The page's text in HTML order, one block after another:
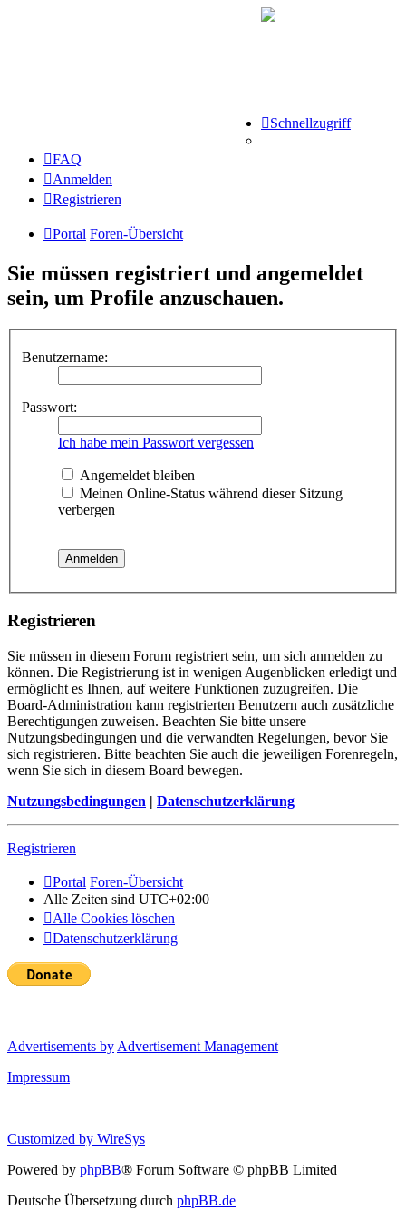
Schnellzugriff
FAQ
Anmelden
Registrieren
Portal Foren-Übersicht
Sie müssen registriert und angemeldet
sein, um Profile anzuschauen.
Benutzername:
Passwort:
Ich habe mein Passwort vergessen
Angemeldet bleiben
Meinen Online-Status während dieser Sitzung
verbergen
Registrieren
Sie müssen in diesem Forum registriert sein, um sich anmelden zu
können. Die Registrierung ist in wenigen Augenblicken erledigt und
ermöglicht es Ihnen, auf weitere Funktionen zuzugreifen. Die
Board-Administration kann registrierten Benutzern auch zusätzliche
Berechtigungen zuweisen. Beachten Sie bitte unsere
Nutzungsbedingungen und die verwandten Regelungen, bevor Sie
sich registrieren. Bitte beachten Sie auch die jeweiligen Forenregeln,
wenn Sie sich in diesem Board bewegen.
Nutzungsbedingungen | Datenschutzerklärung
Registrieren
Portal Foren-Übersicht
Alle Zeiten sind UTC+02:00
Alle Cookies löschen
Datenschutzerklärung
Advertisements by Advertisement Management
Impressum
Customized by WireSys
Powered by phpBB® Forum Software © phpBB Limited
Deutsche Übersetzung durch phpBB.de